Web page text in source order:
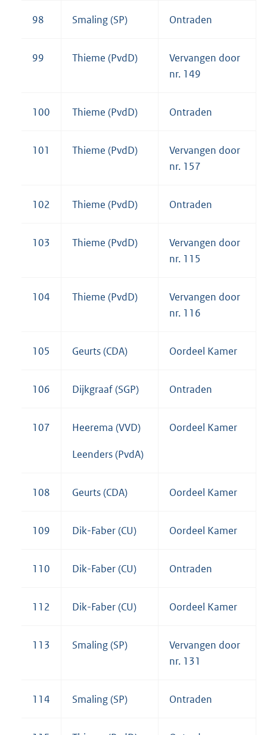
98 Smaling (SP) Ontraden
99 Thieme (PvdD)
Vervangen door
nr. 149
100 Thieme (PvdD) Ontraden
101 Thieme (PvdD)
Vervangen door
nr. 157
102 Thieme (PvdD) Ontraden
103 Thieme (PvdD)
Vervangen door
nr. 115
104 Thieme (PvdD)
Vervangen door
nr. 116
105 Geurts (CDA) Oordeel Kamer
106 Dijkgraaf (SGP) Ontraden
107 Heerema (VVD)
Leenders (PvdA)
Oordeel Kamer
108 Geurts (CDA) Oordeel Kamer
109 Dik-Faber (CU) Oordeel Kamer
110 Dik-Faber (CU) Ontraden
112 Dik-Faber (CU) Oordeel Kamer
113 Smaling (SP)
Vervangen door
nr. 131
114 Smaling (SP) Ontraden